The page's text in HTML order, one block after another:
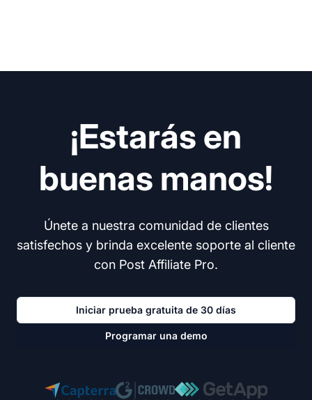
¡Estarás en
buenas manos!
Únete a nuestra comunidad de clientes
satisfechos y brinda excelente soporte al cliente
con Post Affiliate Pro.
Iniciar prueba gratuita de 30 días
Programar una demo